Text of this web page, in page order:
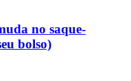
no saque-
bolso)